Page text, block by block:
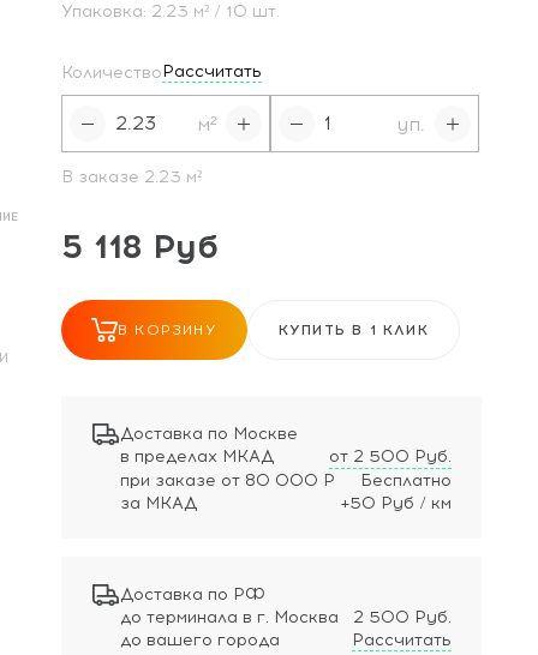
Упаковка: 2.23 м² / 10 шт.
КоличествоРассчитать
м² уп.
В заказе 2.23 м²
5 118 Руб
В КОРЗИНУ КУПИТЬ В 1 КЛИК
Доставка по Москве
в пределах МКАД
от 2 500 Руб.
при заказе от 80 000 Р
Бесплатно
за МКАД
+50 Руб / км
Доставка по РФ
до терминала в г. Москва
2 500 Руб.
до вашего города
Рассчитать